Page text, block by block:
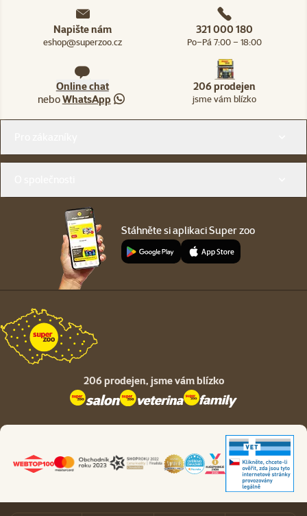
Napište nám
eshop@superzoo.cz
321 000 180
Po–Pá 7:00 – 18:00
Online chat
neboWhatsApp
206 prodejen
jsme vám blízko
Stáhněte si aplikaci Super zoo
206 prodejen, jsme vám blízko